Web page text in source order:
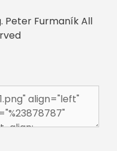
Peter Furmaník All